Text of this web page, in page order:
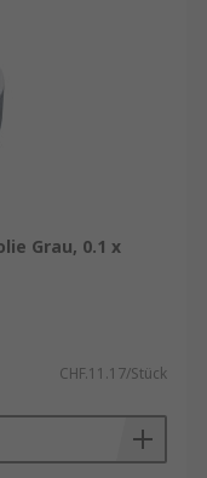
Grau, 0.1 x
CHF.11.17/Stück